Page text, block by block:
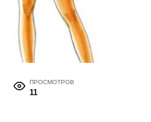
ПРОСМОТРОВ
11